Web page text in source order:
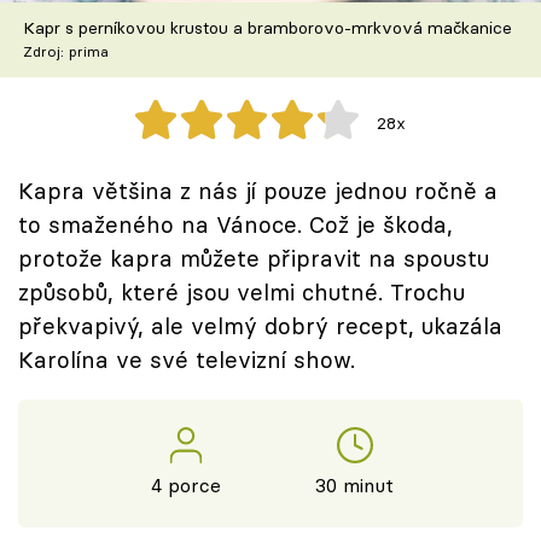
Speciál: Cuketa
Těhotnej kuchař
Přihlášení
Sledujte nás
Kapr s perníkovou krustou a bramborovo-mrkvová mačkanice
Zdroj: prima
28x
Kapra většina z nás jí pouze jednou ročně a
to smaženého na Vánoce. Což je škoda,
protože kapra můžete připravit na spoustu
způsobů, které jsou velmi chutné. Trochu
překvapivý, ale velmý dobrý recept, ukazála
Karolína ve své televizní show.
4 porce 30 minut